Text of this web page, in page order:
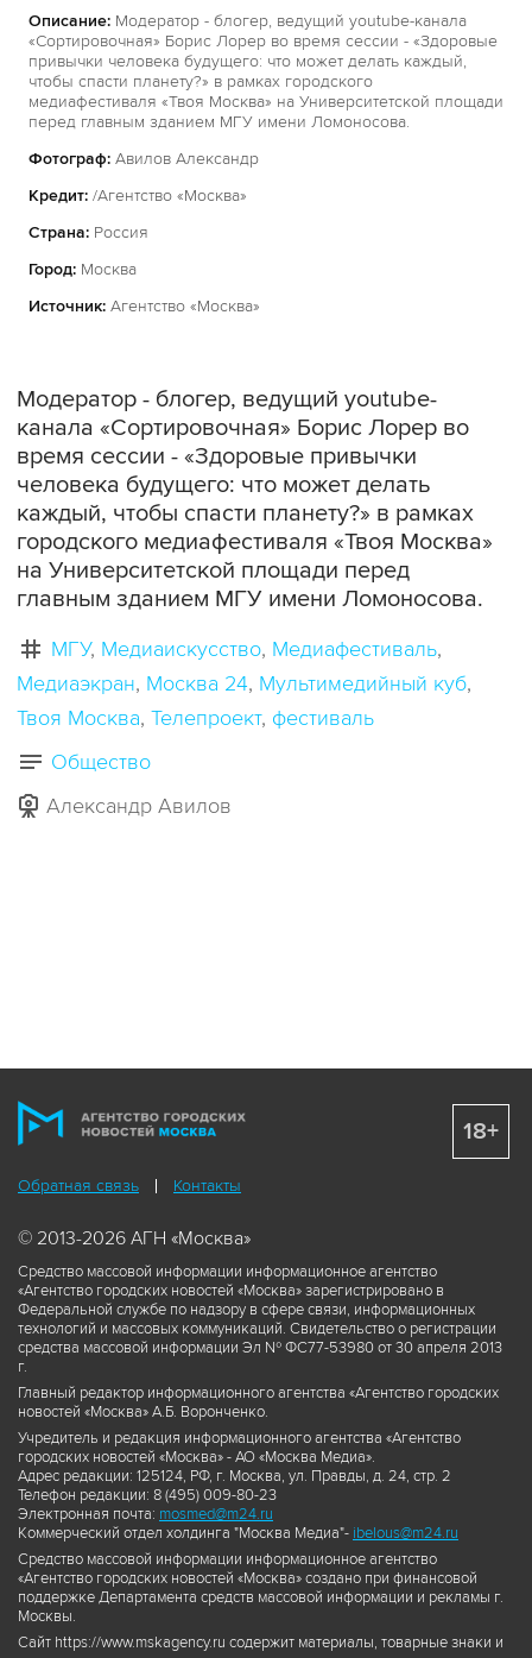
Описание: Модератор - блогер, ведущий youtube-канала
«Сортировочная» Борис Лорер во время сессии - «Здоровые
привычки человека будущего: что может делать каждый,
чтобы спасти планету?» в рамках городского
медиафестиваля «Твоя Москва» на Университетской площади
перед главным зданием МГУ имени Ломоносова.
Фотограф: Авилов Александр
Кредит: /Агентство «Москва»
Страна: Россия
Город: Москва
Источник: Агентство «Москва»
Модератор - блогер, ведущий youtube-
канала «Сортировочная» Борис Лорер во
время сессии - «Здоровые привычки
человека будущего: что может делать
каждый, чтобы спасти планету?» в рамках
городского медиафестиваля «Твоя Москва»
на Университетской площади перед
главным зданием МГУ имени Ломоносова.
МГУ Медиаискусство Медиафестиваль
Медиаэкран Москва 24 Мультимедийный куб
Твоя Москва Телепроект фестиваль
Общество
Александр Авилов
Обратная связь Контакты
© 2013-2026 АГН «Москва»
Средство массовой информации информационное агентство
«Агентство городских новостей «Москва» зарегистрировано в
Федеральной службе по надзору в сфере связи, информационных
технологий и массовых коммуникаций. Свидетельство о регистрации
средства массовой информации Эл № ФС77-53980 от 30 апреля 2013
г.
Главный редактор информационного агентства «Агентство городских
новостей «Москва» А.Б. Воронченко.
Учредитель и редакция информационного агентства «Агентство
городских новостей «Москва» - АО «Москва Медиа».
Адрес редакции: 125124, РФ, г. Москва, ул. Правды, д. 24, стр. 2
Телефон редакции: 8 (495) 009-80-23
Электронная почта: mosmed@m24.ru
Коммерческий отдел холдинга "Москва Медиа"- ibelous@m24.ru
Средство массовой информации информационное агентство
«Агентство городских новостей «Москва» создано при финансовой
поддержке Департамента средств массовой информации и рекламы г.
Москвы.
Сайт https://www.mskagency.ru содержит материалы, товарные знаки и
18+